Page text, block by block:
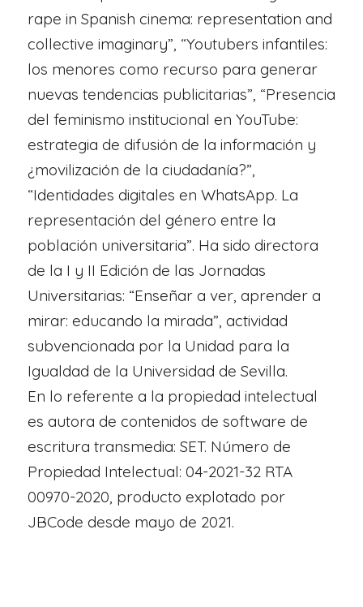
rape in Spanish cinema: representation and
collective imaginary”, “Youtubers infantiles:
los menores como recurso para generar
nuevas tendencias publicitarias”, “Presencia
del feminismo institucional en YouTube:
estrategia de difusión de la información y
¿movilización de la ciudadanía?”,
“Identidades digitales en WhatsApp. La
representación del género entre la
población universitaria”. Ha sido directora
de la I y II Edición de las Jornadas
Universitarias: “Enseñar a ver, aprender a
mirar: educando la mirada”, actividad
subvencionada por la Unidad para la
Igualdad de la Universidad de Sevilla.
En lo referente a la propiedad intelectual
es autora de contenidos de software de
escritura transmedia: SET. Número de
Propiedad Intelectual: 04-2021-32 RTA
00970-2020, producto explotado por
JBCode desde mayo de 2021.